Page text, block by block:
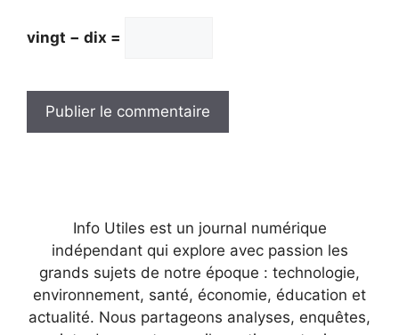
vingt − dix =
Info Utiles est un journal numérique
indépendant qui explore avec passion les
grands sujets de notre époque : technologie,
environnement, santé, économie, éducation et
actualité. Nous partageons analyses, enquêtes,